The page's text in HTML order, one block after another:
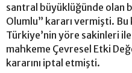
santral büyüklüğünde olan
Olumlu” kararı vermişti. Bu
Türkiye’nin yöre sakinleri
mahkeme Çevresel Etki
kararını iptal etmişti.